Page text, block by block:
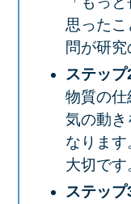
思ったこ
問が研究
ステッ
物質の
気の動き
なりま
大切です
ステッ